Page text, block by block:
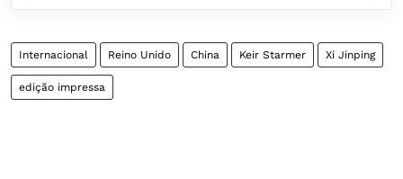
Internacional Reino Unido China Keir Starmer Xi Jinping
edição impressa